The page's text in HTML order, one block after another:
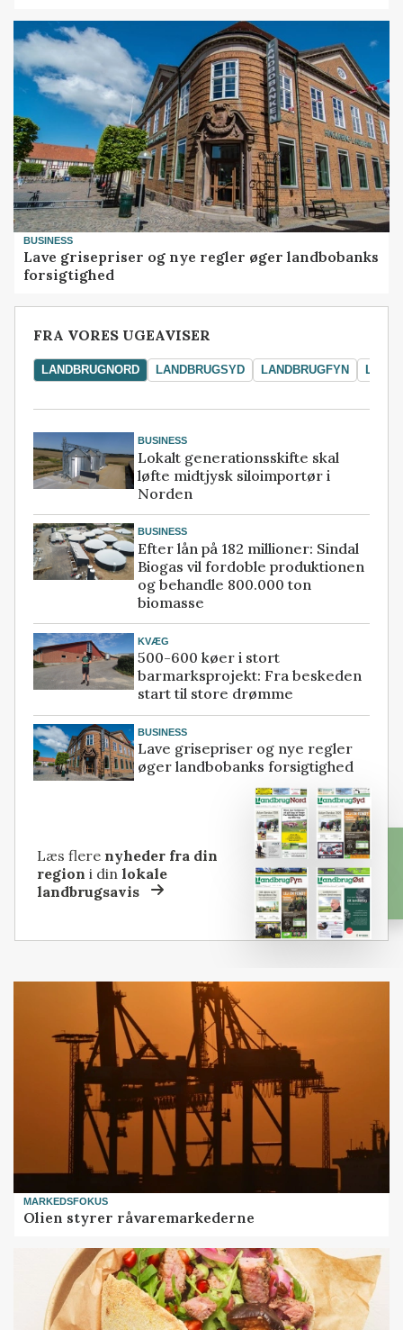
BUSINESS
Lave grisepriser og nye regler øger landbobanks
forsigtighed
FRA VORES UGEAVISER
LANDBRUGNORD LANDBRUGSYD LANDBRUGFYN
BUSINESS
Lokalt generationsskifte skal
løfte midtjysk siloimportør i
Norden
BUSINESS
Efter lån på 182 millioner: Sindal
Biogas vil fordoble produktionen
og behandle 800.000 ton
biomasse
KVÆG
500-600 køer i stort
barmarksprojekt: Fra beskeden
start til store drømme
BUSINESS
Lave grisepriser og nye regler
øger landbobanks forsigtighed
Læs flere nyheder fra din
region i dinlokale
landbrugsavis
MARKEDSFOKUS
Olien styrer råvaremarkederne